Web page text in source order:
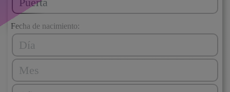
Fecha de nacimiento: